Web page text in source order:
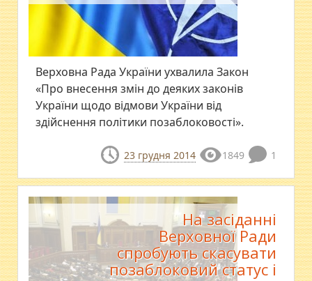
Верховна Рада України ухвалила Закон
«Про внесення змін до деяких законів
України щодо відмови України від
здійснення політики позаблоковості».
23 грудня 2014 1849 1
На засіданні
Верховної Ради
спробують скасувати
позаблоковий статус і